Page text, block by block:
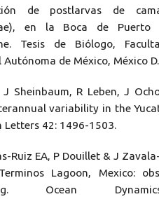
de postlarvas de
en la Boca de Puerto
Tesis de Biólogo,
Autónoma de México, México
Sheinbaum, R Leben, J
variability in the
Letters 42: 1496-1503.
Ruiz EA, P Douillet & J
Lagoon, Mexico:
Ocean